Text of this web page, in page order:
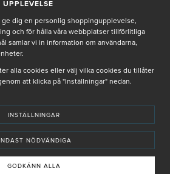
PÅ NYHETSBREV
accepterar jag Seth och Sally integritetspolicy
in kommer endast användas till våra nyhetsbrev.
PÅ DENNA SIDA ÄR FRAMTAGNA OCH GRANSKADE
ge dig en personlig shoppingupplevelse,
och för hålla våra webbplatser tillförlitliga
samlar vi in information om användarna,
alla cookies eller välj vilka cookies du tillåter
att klicka på "Inställningar" nedan.
INSTÄLLNINGAR
NÖDVÄNDIGA
GODKÄNN ALLA